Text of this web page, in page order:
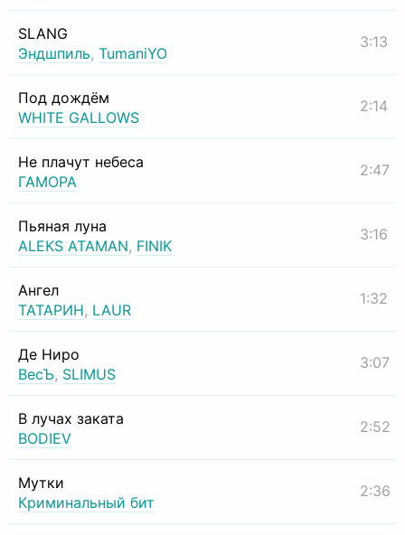
SLANG
Эндшпиль, TumaniYO
3:13
Под дождём
WHITE GALLOWS
2:14
Не плачут небеса
ГАМОРА
2:47
Пьяная луна
ALEKS ATAMAN, FINIK
3:16
Ангел
ТАТАРИН, LAUR
1:32
Де Ниро
ВесЪ, SLIMUS
3:07
В лучах заката
BODIEV
2:52
Мутки
Криминальный бит
2:36